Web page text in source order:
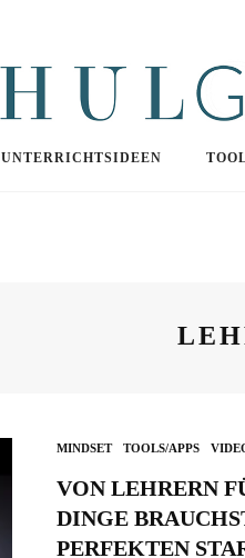
UNTERRICHTSIDEEN
MINDSET TOOLS/APPS
VON LEHRERN
DINGE
PERFEKTEN